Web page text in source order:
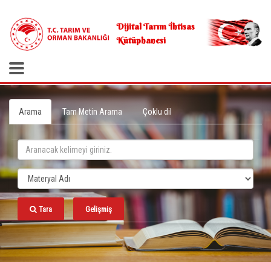
Dijital Tarım İhtisas
Kütüphanesi
Arama Tam Metin Arama Çoklu dil
Tara Gelişmiş